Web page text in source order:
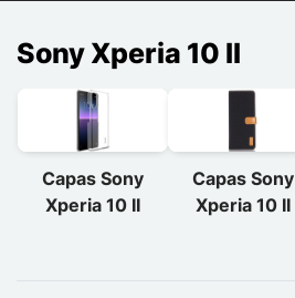
Sony Xperia 10 II
Capas Sony
Xperia 10 II
Capas Sony
Xperia 10 II